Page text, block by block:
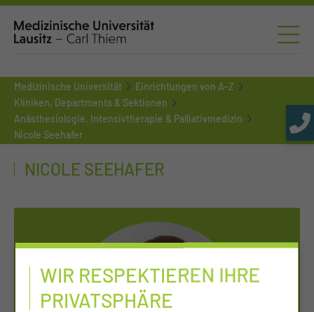
Medizinische Universität
Einrichtungen von A-Z
Kliniken, Departments & Sektionen
Anästhesiologie, Intensivtherapie & Palliativmedizin
Nicole Seehafer
NICOLE SEEHAFER
WIR RESPEKTIEREN IHRE
PRIVATSPHÄRE